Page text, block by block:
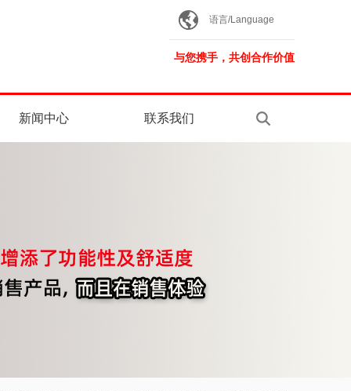
语言/Language
与您携手，共创合作价值
新闻中心 联系我们